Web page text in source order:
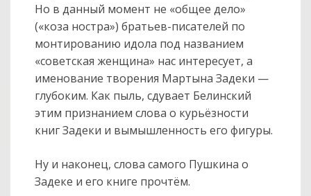
0
Но в данный момент не «общее дело»
(«коза ностра») братьев-писателей по
монтированию идола под названием
«советская женщина» нас интересует, а
именование творения Мартына Задеки —
глубоким. Как пыль, сдувает Белинский
этим признанием слова о курьёзности
книг Задеки и вымышленность его фигуры.
Ну и наконец, слова самого Пушкина о
Задеке и его книге прочтём.